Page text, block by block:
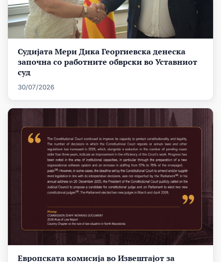
Судијата Мери Дика Георгиевска денеска
започна со работните обврски во Уставниот
суд
30/07/2026
Европската комисија во Извештајот за